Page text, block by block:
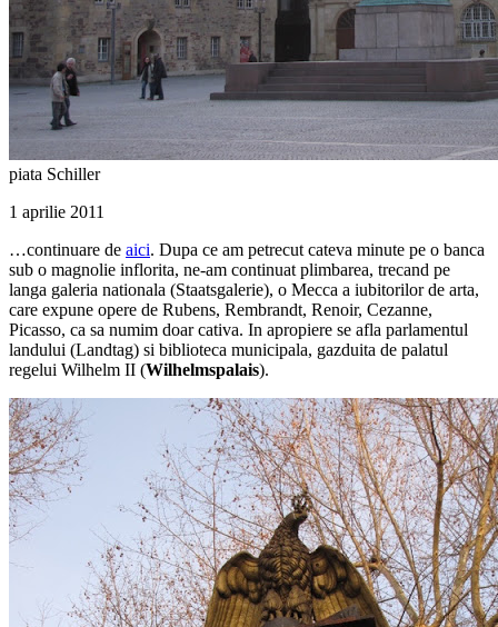
piata Schiller
1 aprilie 2011
…continuare de aici. Dupa ce am petrecut cateva minute pe o banca
sub o magnolie inflorita, ne-am continuat plimbarea, trecand pe
langa galeria nationala (Staatsgalerie), o Mecca a iubitorilor de arta,
care expune opere de Rubens, Rembrandt, Renoir, Cezanne,
Picasso, ca sa numim doar cativa. In apropiere se afla parlamentul
landului (Landtag) si biblioteca municipala, gazduita de palatul
regelui Wilhelm II (Wilhelmspalais).